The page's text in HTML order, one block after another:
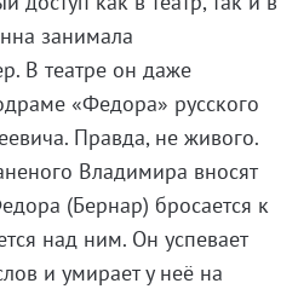
занимала
В театре он даже
«Федора» русского
Правда, не живого.
Владимира вносят
(Бернар) бросается к
над ним. Он успевает
и умирает у неё на